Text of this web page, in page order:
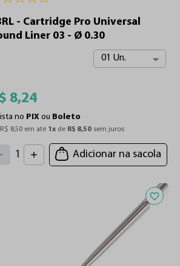
- Cartridge Pro Universal
Liner 03 - Ø 0.30
01 Un.
8,24
no PIX ou Boleto
R$ 8,50 em até 1 x de R$ 8,50 sem juros
1 Adicionar na sacola